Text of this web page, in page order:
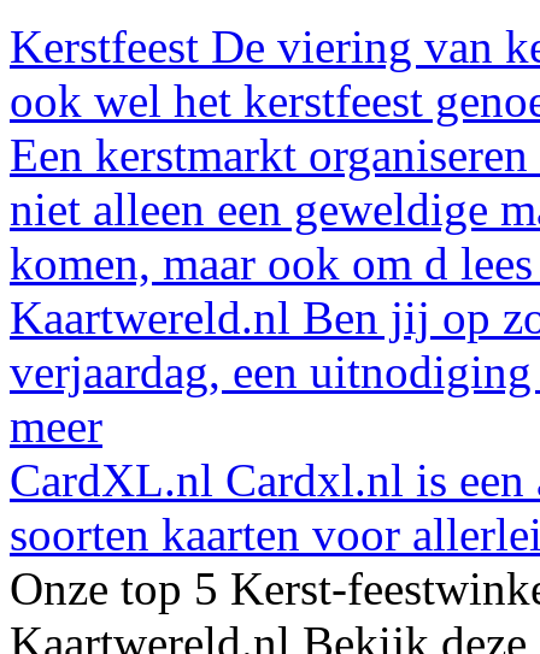
Kerstfeest De viering van
ook wel het kerstfeest
Een kerstmarkt
niet alleen een geweldige
komen, maar ook om d
Kaartwereld.nl Ben jij op
verjaardag, een
meer
CardXL.nl Cardxl.nl is een
soorten kaarten voor
Onze top 5 Kerst-
Kaartwereld.nl Bekijk